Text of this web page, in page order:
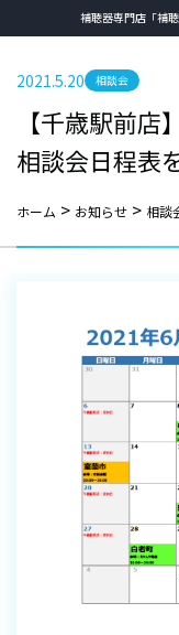
補聴器専門店「補
2021.5.20 相談会
【千歳駅前
相談会日程表
ホーム > お知らせ > 相談